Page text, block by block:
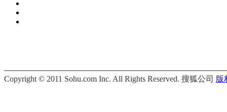
Copyright © 2011 Sohu.com Inc. All Rights Reserved. 搜狐公司 版